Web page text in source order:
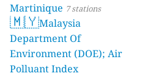
Martinique 7 stations
🇲🇾Malaysia
Department Of
Environment (DOE); Air
Polluant Index